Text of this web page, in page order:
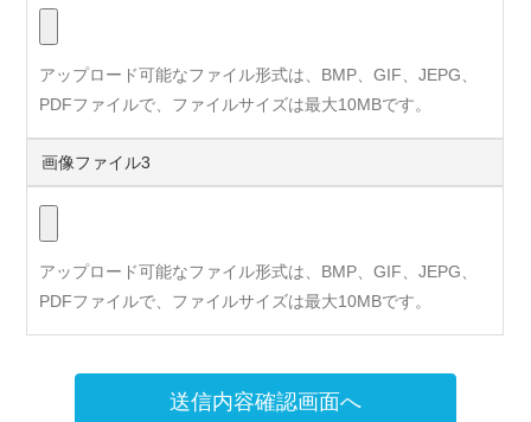
アップロード可能なファイル形式は、BMP、GIF、JEPG、
PDFファイルで、ファイルサイズは最大10MBです。
画像ファイル3
アップロード可能なファイル形式は、BMP、GIF、JEPG、
PDFファイルで、ファイルサイズは最大10MBです。
送信内容確認画面へ